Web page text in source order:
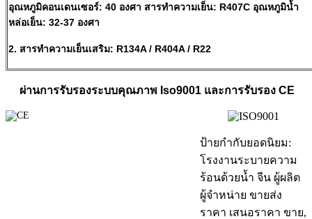
อุณหภูมิคอนเดนเซอร์: 40 องศา สารทำความเย็น: R407C อุณหภูมิน้ำ
หล่อเย็น: 32-37 องศา
2. สารทำความเย็นเสริม: R134A / R404A / R22
ผ่านการรับรองระบบคุณภาพ Iso9001 และการรับรอง CE
ป้ายกำกับยอดนิยม:
โรงงานระบายความ
ร้อนด้วยน้ำ จีน ผู้ผลิต
ผู้จำหน่าย ขายส่ง
ราคา เสนอราคา ขาย,